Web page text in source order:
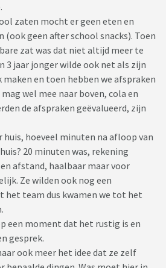
zaten mocht er geen eten en
(ook geen after school snacks). Toen
zat was dat niet altijd meer te
3 jaar jonger wilde ook net als zijn
maken en toen hebben we afspraken
wel mee naar boven, cola en
de afspraken geëvalueerd, zijn
huis, hoeveel minuten na afloop van
20 minuten was, rekening
afstand, haalbaar maar voor
Ze wilden ook nog een
team dus kwamen we tot het
een moment dat het rustig is en
gesprek.
ook meer het idee dat ze zelf